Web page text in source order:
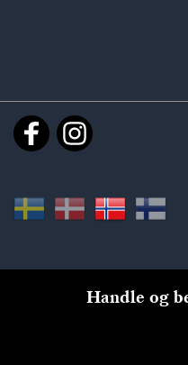
Handle og